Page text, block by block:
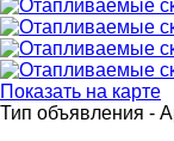
Показать на карте
Тип объявления -